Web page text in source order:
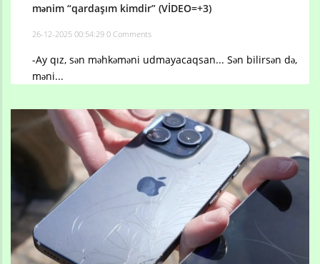
mənim “qardaşım kimdir” (VİDEO=+3)
26-12-2025 00:54:29 0 Comments
-Ay qız, sən məhkəməni udmayacaqsan... Sən bilirsən də,
məni...